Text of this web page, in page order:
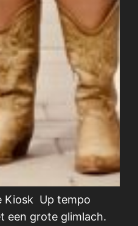
Kiosk Up tempo
een grote glimlach.